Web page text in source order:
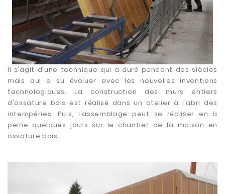
Il s'agit d'une technique qui a duré pendant des siècles
mais qui a su évoluer avec les nouvelles inventions
technologiques. La construction des murs entiers
d'ossature bois est réalisé dans un atelier à l'abri des
intempéries. Puis, l'assemblage peut se réaliser en à
peine quelques jours sur le chantier de la maison en
ossature bois.